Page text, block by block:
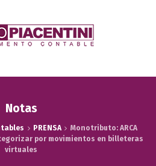
Notas
PRENSA
Monotributo: ARCA
por movimientos en billeteras
virtuales